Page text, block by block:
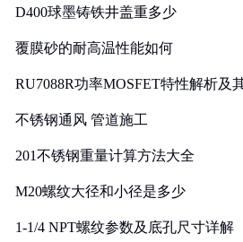
D400球墨铸铁井盖重多少
覆膜砂的耐高温性能如何
RU7088R功率MOSFET特性解析及
不锈钢通风 管道施工
201不锈钢重量计算方法大全
M20螺纹大径和小径是多少
1-1/4 NPT螺纹参数及底孔尺寸详解